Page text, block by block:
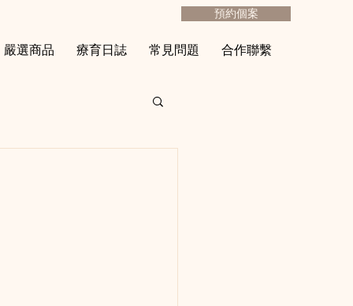
嚴選商品 療育日誌 常見問題 合作聯繫
預約個案